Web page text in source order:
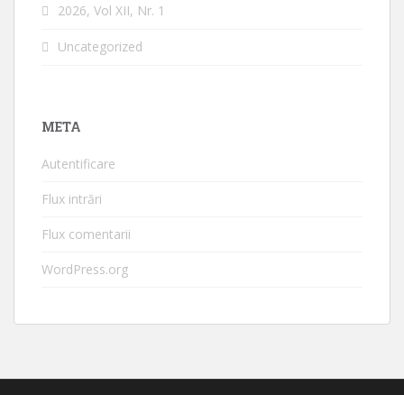
2026, Vol XII, Nr. 1
Uncategorized
META
Autentificare
Flux intrări
Flux comentarii
WordPress.org